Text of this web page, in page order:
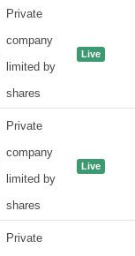
Private
company
limited by
shares
Live
Private
company
limited by
shares
Live
Private